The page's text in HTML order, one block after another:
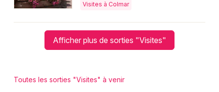
Visites à Colmar
Afficher plus de sorties "Visites"
Toutes les sorties "Visites" à venir